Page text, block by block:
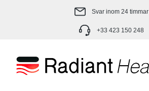
Hoppa till huvudinnehållSvar inom 24 timmar
+33 423 150 248